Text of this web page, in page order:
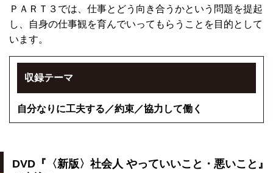
ＰＡＲＴ３では、仕事とどう向き合うかという問題を提起
し、自身の仕事観を育んでいってもらうことを目的として
います。
収録テーマ
自分なりに工夫する／約束／協力して働く
DVD『〈新版〉社会人 やっていいこと・悪いこと』